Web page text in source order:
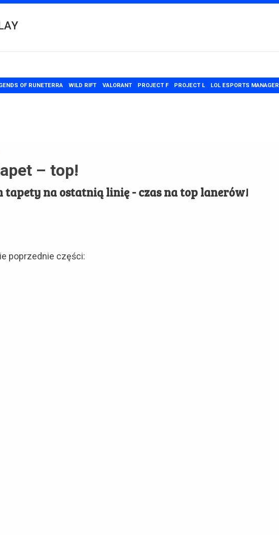
OF RUNETERRA WILD RIFT VALORANT PROJECT F PROJECT L LOL ESPORTS MANAGER
– top!
tapety na ostatnią linię - czas na top lanerów!
poprzednie części: